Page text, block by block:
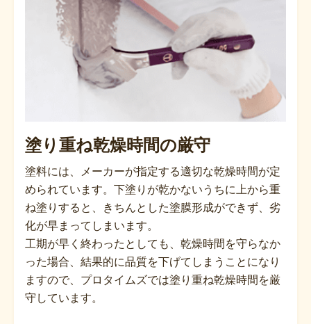
塗り重ね乾燥時間の厳守
塗料には、メーカーが指定する適切な乾燥時間が定
められています。下塗りが乾かないうちに上から重
ね塗りすると、きちんとした塗膜形成ができず、劣
化が早まってしまいます。
工期が早く終わったとしても、乾燥時間を守らなか
った場合、結果的に品質を下げてしまうことになり
ますので、プロタイムズでは塗り重ね乾燥時間を厳
守しています。